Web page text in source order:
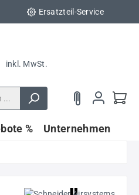
Ersatzteil-Service
inkl. MwSt.
% Unternehmen